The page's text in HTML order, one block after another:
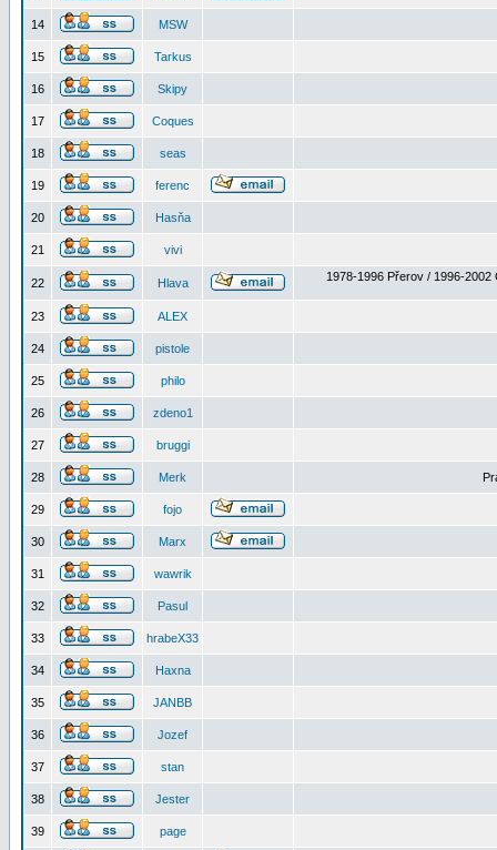
14 MSW
15 Tarkus
16 Skipy
17 Coques
18 seas
19 ferenc
20 Hasňa
21 vivi
22 Hlava 1978-1996 Přerov / 1996-2002
23 ALEX
24 pistole
25 philo
26 zdeno1
27 bruggi
28 Merk
29 fojo
30 Marx
31 wawrik
32 Pasul
33 hrabeX33
34 Haxna
35 JANBB
36 Jozef
37 stan
38 Jester
39 page